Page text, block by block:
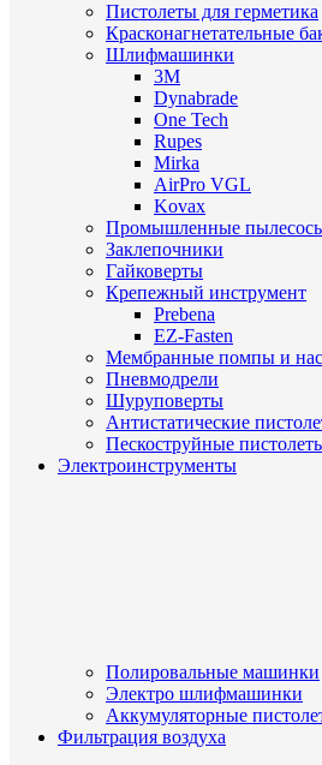
Пистолеты для герметика
Красконагнетательные
Шлифмашинки
3M
Dynabrade
One Tech
Rupes
Mirka
AirPro VGL
Kovax
Промышленные
Заклепочники
Гайковерты
Крепежный инструмент
Prebena
EZ-Fasten
Мембранные помпы и
Пневмодрели
Шуруповерты
Антистатические
Пескоструйные
Электроинструменты
Полировальные машинки
Электро шлифмашинки
Аккумуляторные
Фильтрация воздуха